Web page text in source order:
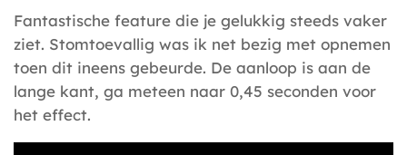
Fantastische feature die je gelukkig steeds vaker
ziet. Stomtoevallig was ik net bezig met opnemen
toen dit ineens gebeurde. De aanloop is aan de
lange kant, ga meteen naar 0,45 seconden voor
het effect.